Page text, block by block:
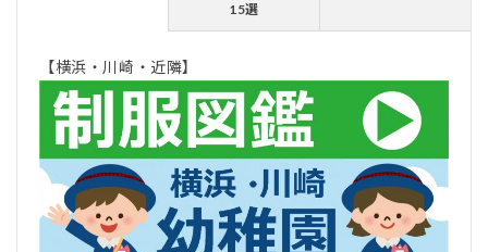
15選
【横浜・川崎・近隣】